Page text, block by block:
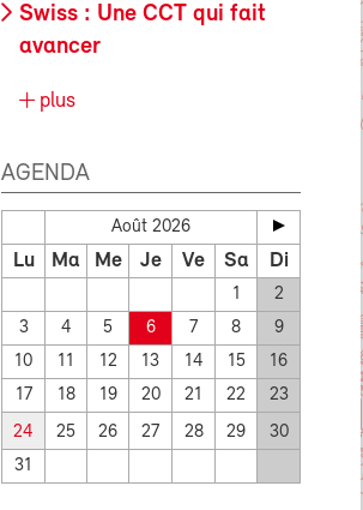
Swiss : Une CCT qui fait
avancer
plus
AGENDA
Août 2026
Lu Ma Me Je Ve Sa Di
1
2
3
4 5 6 7 8
9
10
11 12 13 14 15
16
17
18 19 20 21 22 23
24 25 26 27 28 29
30
31